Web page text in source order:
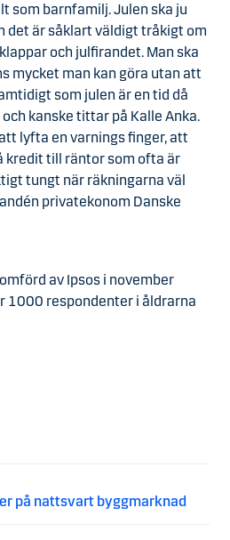
som barnfamilj. Julen ska ju
det är såklart väldigt tråkigt om
och julfirandet. Man ska
mycket man kan göra utan att
som julen är en tid då
kanske tittar på Kalle Anka.
lyfta en varnings finger, att
kredit till räntor som ofta är
tungt när räkningarna väl
privatekonom Danske
av Ipsos i november
1000 respondenter i åldrarna
på nattsvart byggmarknad